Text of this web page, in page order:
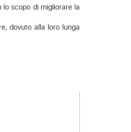
scopo di migliorare la
dovuto alla loro lunga